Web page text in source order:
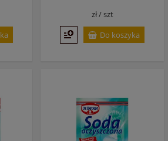
zł /szt
Do koszyka